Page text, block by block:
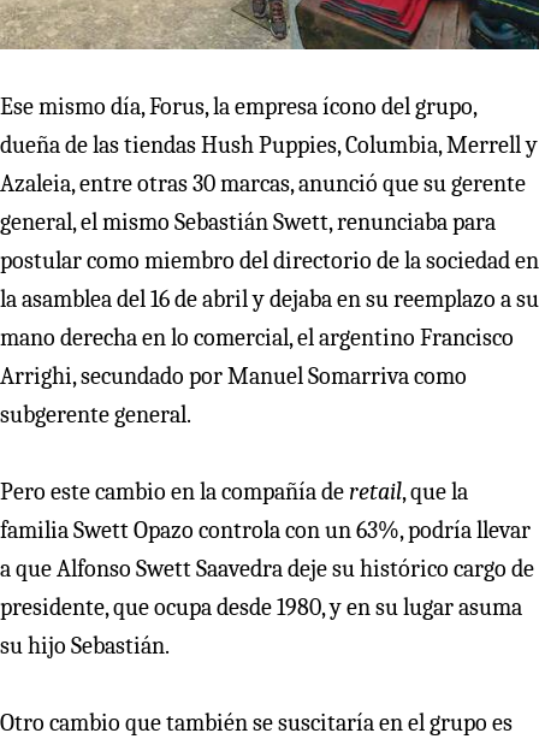
Ese mismo día, Forus, la empresa ícono del grupo,
dueña de las tiendas Hush Puppies, Columbia, Merrell y
Azaleia, entre otras 30 marcas, anunció que su gerente
general, el mismo Sebastián Swett, renunciaba para
postular como miembro del directorio de la sociedad en
la asamblea del 16 de abril y dejaba en su reemplazo a su
mano derecha en lo comercial, el argentino Francisco
Arrighi, secundado por Manuel Somarriva como
subgerente general.
Pero este cambio en la compañía deretail, que la
familia Swett Opazo controla con un 63%, podría llevar
a que Alfonso Swett Saavedra deje su histórico cargo de
presidente, que ocupa desde 1980, y en su lugar asuma
su hijo Sebastián.
Otro cambio que también se suscitaría en el grupo es